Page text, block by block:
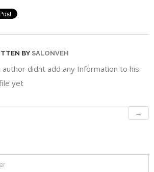
BY SALONVEH
author didnt add any Information to his
yet
→